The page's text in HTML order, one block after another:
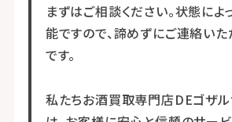
まずはご相談ください。状態によ
能ですので、諦めずにご連絡い
です。
私たちお酒買取専門店DEゴザ